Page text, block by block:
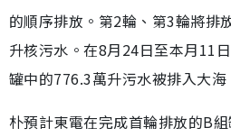
的順序排放。第2輪、第3輪將排
升核污水。在8月24日至本月11
罐中的776.3萬升污水被排入大海
朴預計東電在完成首輪排放的B